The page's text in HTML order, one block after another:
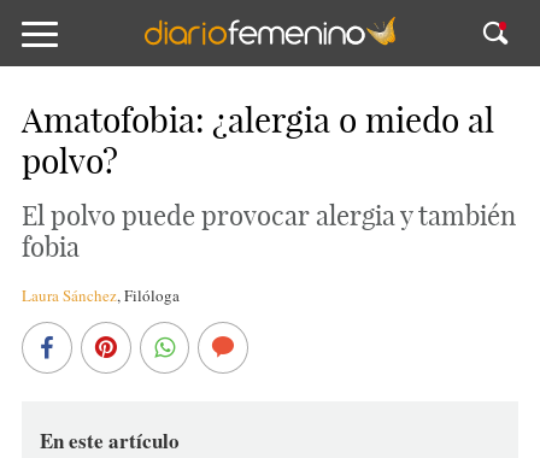
Amatofobia: ¿alergia o miedo al
polvo?
El polvo puede provocar alergia y también
fobia
Laura Sánchez,Filóloga
En este artículo